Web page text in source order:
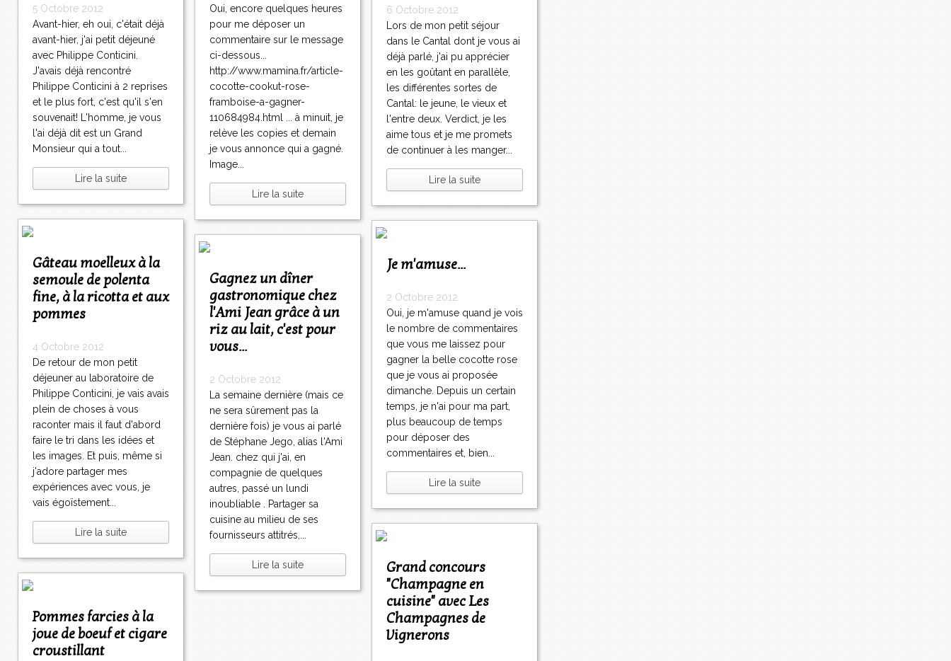
6 Octobre 2012
Lors de mon petit séjour
dans le Cantal dont je vous ai
déjà parlé, j'ai pu apprécier
en les goûtant en parallèle,
les différentes sortes de
Cantal: le jeune, le vieux et
l'entre deux. Verdict, je les
aime tous et je me promets
de continuer à les manger...
Lire la suite
Oui, encore quelques heures
pour me déposer un
commentaire sur le message
ci-dessous...
http://www.mamina.fr/article-
cocotte-cookut-rose-
framboise-a-gagner-
110684984.html ... à minuit, je
relève les copies et demain
je vous annonce qui a gagné.
Image...
Lire la suite
5 Octobre 2012
Avant-hier, eh oui, c'était déjà
avant-hier, j'ai petit déjeuné
avec Philippe Conticini.
J'avais déjà rencontré
Philippe Conticini à 2 reprises
et le plus fort, c'est qu'il s'en
souvenait! L'homme, je vous
l'ai déjà dit est un Grand
Monsieur qui a tout...
Lire la suite
Gâteau moelleux à la
semoule de polenta
fine, à la ricotta et aux
pommes
4 Octobre 2012
De retour de mon petit
déjeuner au laboratoire de
Philippe Conticini, je vais avais
plein de choses à vous
raconter mais il faut d'abord
faire le tri dans les idées et
les images. Et puis, même si
j'adore partager mes
expériences avec vous, je
vais égoïstement...
Lire la suite
Je m'amuse...
2 Octobre 2012
Oui, je m'amuse quand je vois
le nombre de commentaires
que vous me laissez pour
gagner la belle cocotte rose
que je vous ai proposée
dimanche. Depuis un certain
temps, je n'ai pour ma part,
plus beaucoup de temps
pour déposer des
commentaires et, bien...
Lire la suite
Gagnez un dîner
gastronomique chez
l'Ami Jean grâce à un
riz au lait, c'est pour
vous...
2 Octobre 2012
La semaine dernière (mais ce
ne sera sûrement pas la
dernière fois) je vous ai parlé
de Stéphane Jego, alias l'Ami
Jean. chez qui j'ai, en
compagnie de quelques
autres, passé un lundi
inoubliable . Partager sa
cuisine au milieu de ses
fournisseurs attitrés,...
Lire la suite
Grand concours
"Champagne en
cuisine" avec Les
Champagnes de
Vignerons
Pommes farcies à la
joue de boeuf et cigare
croustillant